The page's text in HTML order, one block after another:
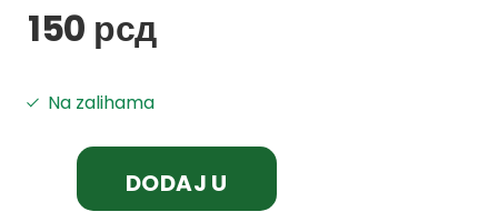
150 рсд
Na zalihama
DODAJ U